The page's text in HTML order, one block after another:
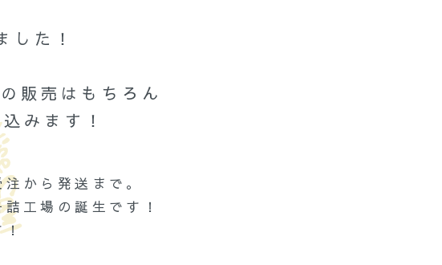
した！
売はもちろん
みます！
から発送まで。
工場の誕生です！
！